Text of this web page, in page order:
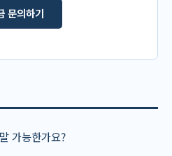
문의하기
가능한가요?